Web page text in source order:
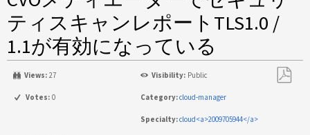
ティスキャンレポートTLS1.0 /
1.1が有効になっている
Views: 27 Visibility: Public
Votes: 0 Category:cloud-manager
Specialty:cloud<a>2009705944</a>